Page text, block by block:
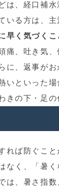
は、経口補
いる方は、
早く気づくこ
痛、吐き気
に、返事が
いといった
きの下・足
れば防ぐこと
なく、「暑
は、暑さ指